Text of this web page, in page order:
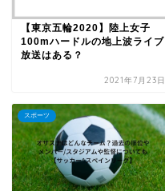
【東京五輪2020】陸上女子
100mハードルの地上波ライブ
放送はある？
2021年7月23日
スポーツ